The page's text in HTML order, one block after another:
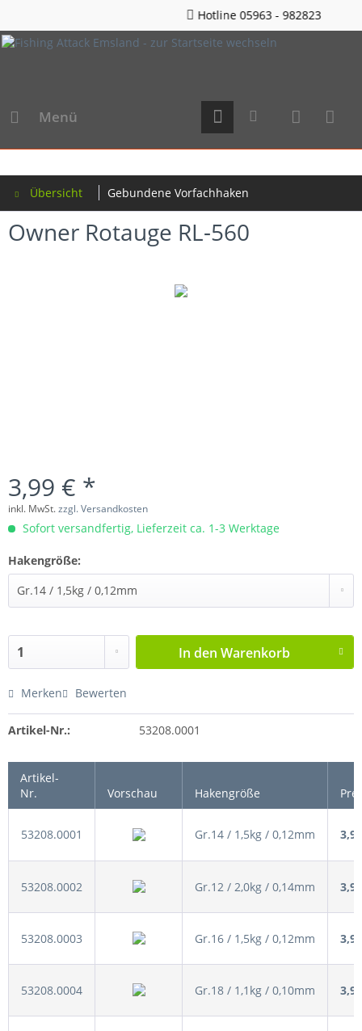
Hotline 05963 - 982823
Menü
Übersicht Gebundene Vorfachhaken
Owner Rotauge RL-560
3,99 € *
inkl. MwSt.zzgl. Versandkosten
Sofort versandfertig, Lieferzeit ca. 1-3 Werktage
Hakengröße:
In den Warenkorb
Merken Bewerten
Artikel-Nr.: 53208.0001
Artikel-
Nr.
Vorschau Hakengröße
53208.0001 Gr.14 / 1,5kg / 0,12mm
53208.0002 Gr.12 / 2,0kg / 0,14mm
53208.0003 Gr.16 / 1,5kg / 0,12mm
53208.0004 Gr.18 / 1,1kg / 0,10mm